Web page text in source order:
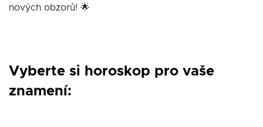
nových obzorů! 🌟
Vyberte si horoskop pro vaše
znamení: